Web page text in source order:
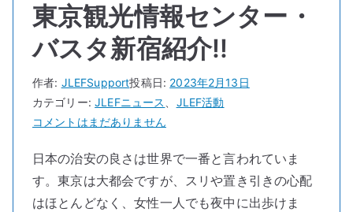
公
園
へ
東京観光情報センター・
バスタ新宿紹介!!
作者: JLEFSupport投稿日: 2023年2月13日
カテゴリー:JLEFニュース
JLEF活動
東
観
光
情
コメントはまだありません
日本の治安の良さは世界で一番と言われていま
す。東京は大都会ですが、スリや置き引きの心配
はほとんどなく、女性一人でも夜中に出歩けま